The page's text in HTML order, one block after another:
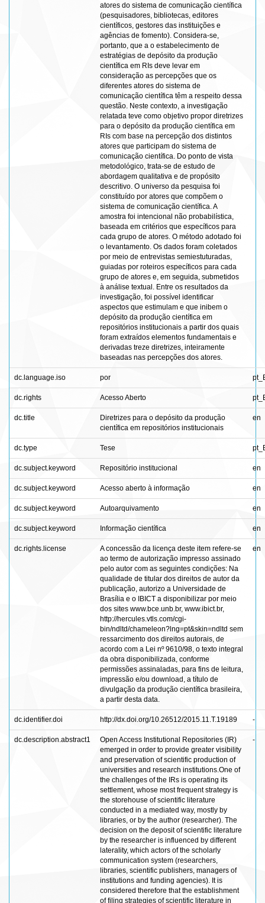
atores do sistema de comunicação científica
(pesquisadores, bibliotecas, editores
científicos, gestores das instituições e
agências de fomento). Considera-se,
portanto, que a o estabelecimento de
estratégias de depósito da produção
científica em RIs deve levar em
consideração as percepções que os
diferentes atores do sistema de
comunicação científica têm a respeito dessa
questão. Neste contexto, a investigação
relatada teve como objetivo propor diretrizes
para o depósito da produção científica em
RIs com base na percepção dos distintos
atores que participam do sistema de
comunicação científica. Do ponto de vista
metodológico, trata-se de estudo de
abordagem qualitativa e de propósito
descritivo. O universo da pesquisa foi
constituído por atores que compõem o
sistema de comunicação científica. A
amostra foi intencional não probabilística,
baseada em critérios que específicos para
cada grupo de atores. O método adotado foi
o levantamento. Os dados foram coletados
por meio de entrevistas semiestuturadas,
guiadas por roteiros específicos para cada
grupo de atores e, em seguida, submetidos
à análise textual. Entre os resultados da
investigação, foi possível identificar
aspectos que estimulam e que inibem o
depósito da produção científica em
repositórios institucionais a partir dos quais
foram extraídos elementos fundamentais e
derivadas treze diretrizes, inteiramente
baseadas nas percepções dos atores.
dc.language.iso por
dc.rights Acesso Aberto
dc.title
Diretrizes para o depósito da produção
científica em repositórios institucionais
en
dc.type Tese
dc.subject.keyword Repositório institucional en
dc.subject.keyword Acesso aberto à informação en
dc.subject.keyword Autoarquivamento en
dc.subject.keyword Informação científica en
dc.rights.license
A concessão da licença deste item refere-se
ao termo de autorização impresso assinado
pelo autor com as seguintes condições: Na
qualidade de titular dos direitos de autor da
publicação, autorizo a Universidade de
Brasília e o IBICT a disponibilizar por meio
dos sites www.bce.unb.br, www.ibict.br,
http://hercules.vtls.com/cgi-
bin/ndltd/chameleon?lng=pt&skin=ndltd sem
ressarcimento dos direitos autorais, de
acordo com a Lei nº 9610/98, o texto integral
da obra disponibilizada, conforme
permissões assinaladas, para fins de leitura,
impressão e/ou download, a título de
divulgação da produção científica brasileira,
a partir desta data.
en
dc.identifier.doi http://dx.doi.org/10.26512/2015.11.T.19189 -
dc.description.abstract1
Open Access Institutional Repositories (IR)
emerged in order to provide greater visibility
and preservation of scientific production of
universities and research institutions.One of
the challenges of the IRs is operating its
settlement, whose most frequent strategy is
the storehouse of scientific literature
conducted in a mediated way, mostly by
libraries, or by the author (researcher). The
decision on the deposit of scientific literature
by the researcher is influenced by different
laterality, which actors of the scholarly
communication system (researchers,
libraries, scientific publishers, managers of
institutions and funding agencies). It is
considered therefore that the establishment
of filing strategies of scientific literature in
-